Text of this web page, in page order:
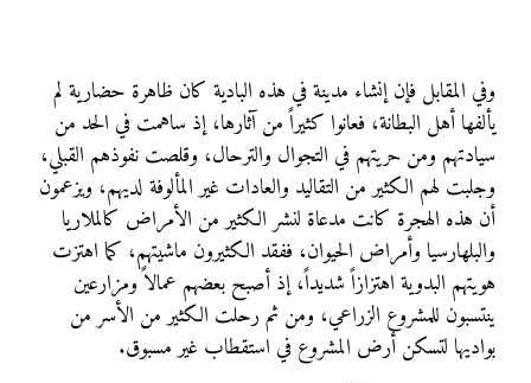
وفي المقابل فإن إنشاء مدينة في هذه البادية كان ظاهرة حضارية لم
يألفها أهل البطانة، فعانوا كثيراً من آثارها، إذ ساهمت في الحد من
سيادتهم ومن حريتهم في التجوال والترحال، وقلصت نفوذهم القبلي،
وجلبت لهم الكثير من التقاليد والعادات غير المألوفة لديهم، ويزعمون
أن هذه الهجرة كانت مدعاة لنشر الكثير من الأمراض كالملاريا
والبلهارسيا وأمراض الحيوان، ففقد الكثيرون ماشيتهم، كما اهتزت
هويتهم البدوية اهتزازاً شديداً، إذ أصبح بعضهم عمالاً ومزارعين
ينتسبون للمشروع الزراعي، ومن ثم رحلت الكثير من الأسر من
بواديها لتسكن أرض المشروع في استقطاب غير مسبوق.